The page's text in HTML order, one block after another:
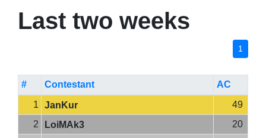
Last two weeks
1
# Contestant
AC
1
JanKur
49
2
LoiMAk3
20